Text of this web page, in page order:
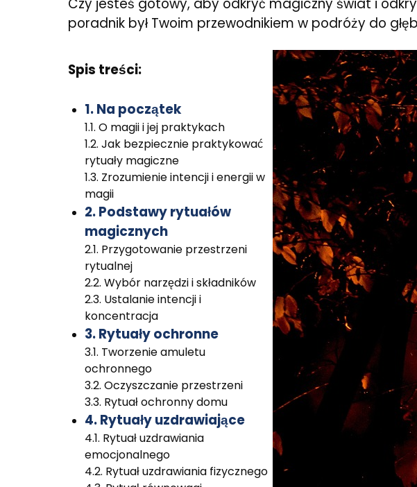
Czy jesteś gotowy, aby odkryć magiczny świat i
poradnik był Twoim przewodnikiem w podróży do
Spis treści:
1. Na początek
1.1. O magii i jej praktykach
1.2. Jak bezpiecznie praktykować
rytuały magiczne
1.3. Zrozumienie intencji i energii w
magii
2. Podstawy rytuałów
magicznych
2.1. Przygotowanie przestrzeni
rytualnej
2.2. Wybór narzędzi i składników
2.3. Ustalanie intencji i
koncentracja
3. Rytuały ochronne
3.1. Tworzenie amuletu
ochronnego
3.2. Oczyszczanie przestrzeni
3.3. Rytuał ochronny domu
4. Rytuały uzdrawiające
4.1. Rytuał uzdrawiania
emocjonalnego
4.2. Rytuał uzdrawiania fizycznego